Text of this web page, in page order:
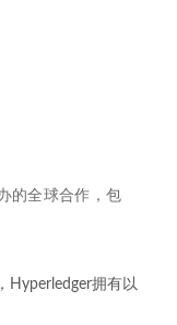
的全球合作，包
Hyperledger拥有以